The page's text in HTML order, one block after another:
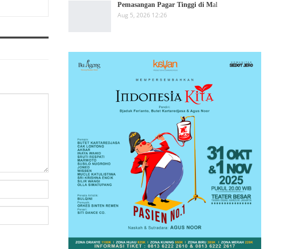
Pemasangan Pagar Tinggi di Mal
Aug 5, 2026 12:26